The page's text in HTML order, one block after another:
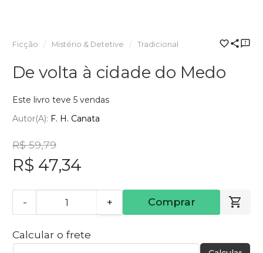
Ficção Mistério & Detetive Tradicional
De volta à cidade do Medo
Este livro teve 5 vendas
Autor(a): F. H. Canata
R$ 59,79
R$ 47,34
- + Comprar
Calcular o frete